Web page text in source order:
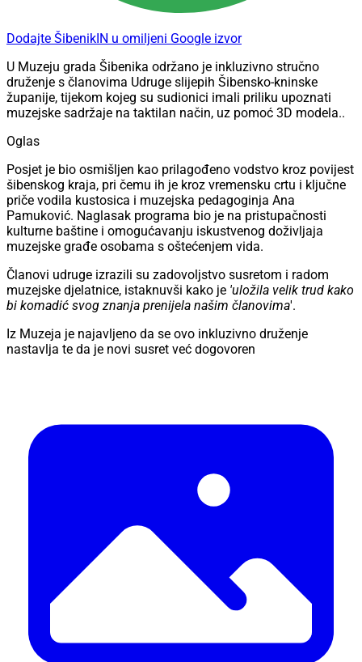
Dodajte ŠibenikIN u omiljeni Google izvor
U Muzeju grada Šibenika održano je inkluzivno stručno
druženje s članovima Udruge slijepih Šibensko-kninske
županije, tijekom kojeg su sudionici imali priliku upoznati
muzejske sadržaje na taktilan način, uz pomoć 3D modela..
Oglas
Posjet je bio osmišljen kao prilagođeno vodstvo kroz povijest
šibenskog kraja, pri čemu ih je kroz vremensku crtu i ključne
priče vodila kustosica i muzejska pedagoginja Ana
Pamuković. Naglasak programa bio je na pristupačnosti
kulturne baštine i omogućavanju iskustvenog doživljaja
muzejske građe osobama s oštećenjem vida.
Članovi udruge izrazili su zadovoljstvo susretom i radom
muzejske djelatnice, istaknuvši kako je 'uložila velik trud kako
bi komadić svog znanja prenijela našim članovima'.
Iz Muzeja je najavljeno da se ovo inkluzivno druženje
nastavlja te da je novi susret već dogovoren